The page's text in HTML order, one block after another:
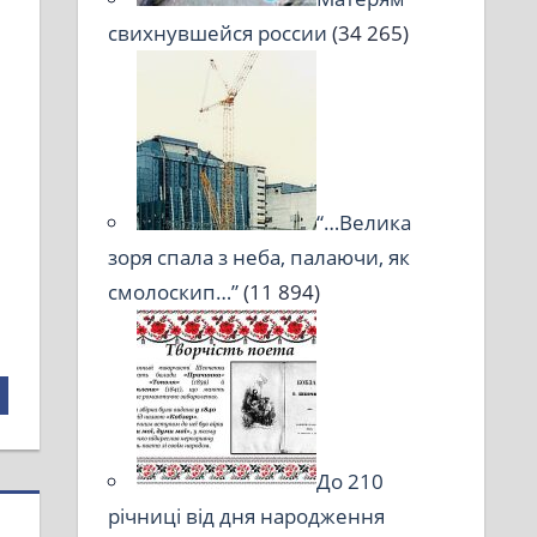
свихнувшейся россии (34 265)
“…Велика
зоря спала з неба, палаючи, як
смолоскип…”(11 894)
До 210
річниці від дня народження